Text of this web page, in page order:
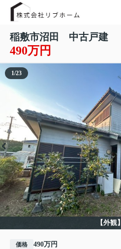
稲敷市沼田 中古戸建
490万円
【外観】
1/23
価格 490万円